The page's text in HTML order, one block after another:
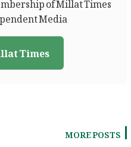
Media.
Times
MORE POSTS